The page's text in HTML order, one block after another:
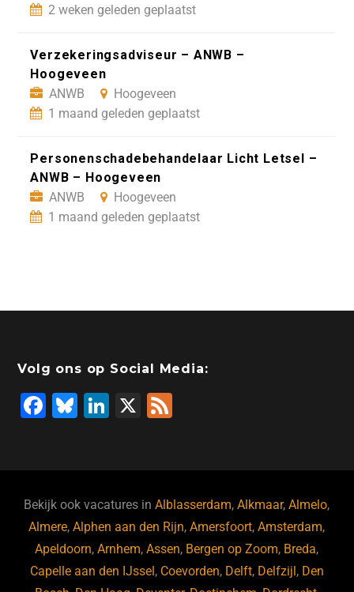
2 weken geleden geplaatst
Verzekeringsadviseur – ANWB –
Hoogeveen
ANWB
Hoogeveen
1 maand geleden geplaatst
Personenschadebehandelaar Licht Letsel –
ANWB – Hoogeveen
ANWB
Hoogeveen
1 maand geleden geplaatst
Volg ons op Social Media:
F
b
o
o
k
Bl
ky
Li
dI
n
X
Bekijk ook vacatures inAlblasserdam,Alkmaar,Almelo,
Almere,Alphen aan den Rijn,Amersfoort,Amsterdam,
Apeldoorn,Arnhem,Assen, Bergen op Zoom, Breda,
Capelle aan den IJssel, Coevorden, Delft, Delfzijl, Den